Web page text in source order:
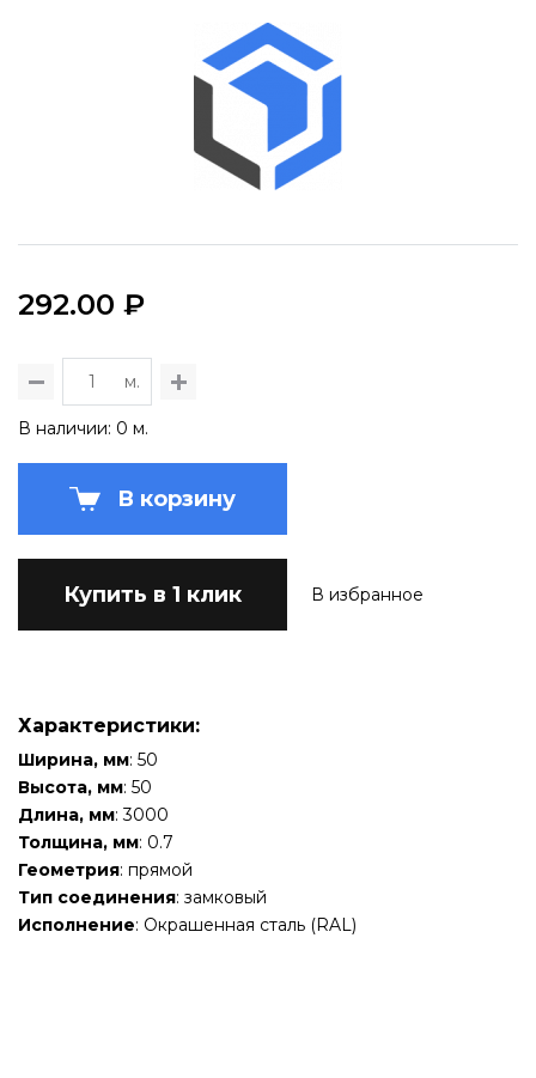
292.00 ₽
м.
В наличии: 0 м.
В корзину
Купить в 1 клик В избранное
Характеристики:
Ширина, мм: 50
Высота, мм: 50
Длина, мм: 3000
Толщина, мм: 0.7
Геометрия: прямой
Тип соединения: замковый
Исполнение: Окрашенная сталь (RAL)